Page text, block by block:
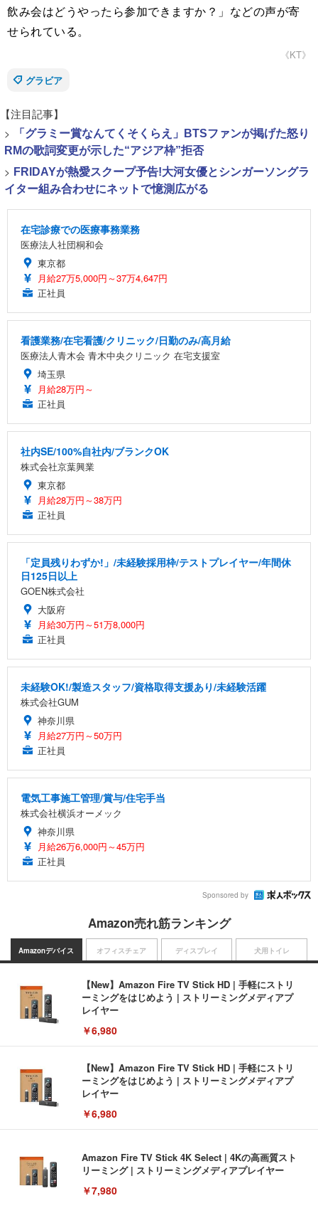
飲み会はどうやったら参加できますか？」などの声が寄
せられている。
《KT》
グラビア
【注目記事】
>
「グラミー賞なんてくそくらえ」BTSファンが掲げた怒り
RMの歌詞変更が示した“アジア枠”拒否
> FRIDAYが熱愛スクープ予告!大河女優とシンガーソングラ
イター組み合わせにネットで憶測広がる
在宅診療での医療事務業務
医療法人社団桐和会
東京都
月給27万5,000円～37万4,647円
正社員
看護業務/在宅看護/クリニック/日勤のみ/高月給
医療法人青木会 青木中央クリニック 在宅支援室
埼玉県
月給28万円～
正社員
社内SE/100%自社内/ブランクOK
株式会社京葉興業
東京都
月給28万円～38万円
正社員
「定員残りわずか!」/未経験採用枠/テストプレイヤー/年間休
日125日以上
GOEN株式会社
大阪府
月給30万円～51万8,000円
正社員
未経験OK!/製造スタッフ/資格取得支援あり/未経験活躍
株式会社GUM
神奈川県
月給27万円～50万円
正社員
電気工事施工管理/賞与/住宅手当
株式会社横浜オーメック
神奈川県
月給26万6,000円～45万円
正社員
Sponsored by
Amazon売れ筋ランキング
Amazonデバイス
【New】Amazon Fire TV Stick HD | 手軽にストリ
ーミングをはじめよう | ストリーミングメディアプ
レイヤー
￥6,980
【New】Amazon Fire TV Stick HD | 手軽にストリ
ーミングをはじめよう | ストリーミングメディアプ
レイヤー
￥6,980
Amazon Fire TV Stick 4K Select | 4Kの高画質スト
リーミング | ストリーミングメディアプレイヤー
￥7,980
オフィスチェア ディスプレイ 犬用トイレ